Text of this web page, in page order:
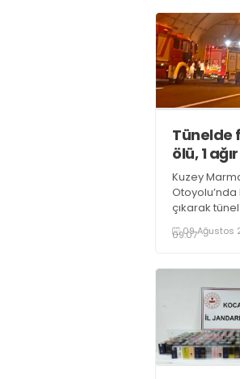
Tünelde
ölü, 1
Kuzey
çıkarak
çarpan hafif
kişi hayatını
09 Ağustos
09:07